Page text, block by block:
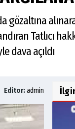
gözaltına
Tatlıcı
dava açıldı
Editor:admin